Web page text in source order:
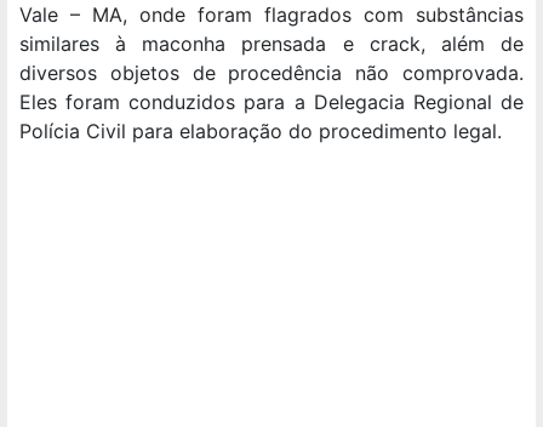
Vale – MA, onde foram flagrados com substâncias
similares à maconha prensada e crack, além de
diversos objetos de procedência não comprovada.
Eles foram conduzidos para a Delegacia Regional de
Polícia Civil para elaboração do procedimento legal.